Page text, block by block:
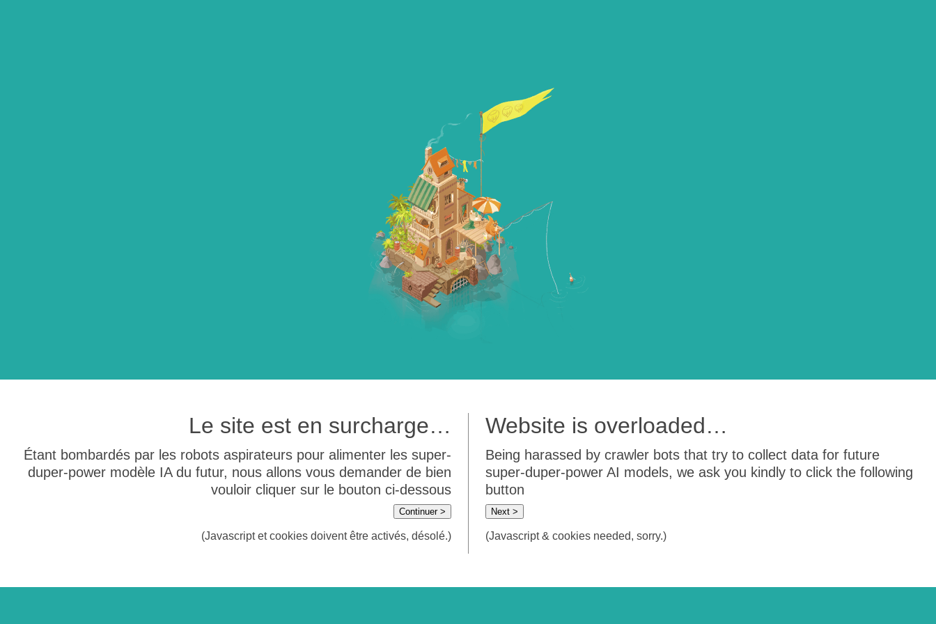
Le site est en surcharge…
Étant bombardés par les robots aspirateurs pour alimenter les super-
duper-power modèle IA du futur, nous allons vous demander de bien
vouloir cliquer sur le bouton ci-dessous
Continuer >
(Javascript et cookies doivent être activés, désolé.)
Website is overloaded…
Being harassed by crawler bots that try to collect data for future
super-duper-power AI models, we ask you kindly to click the following
button
Next >
(Javascript & cookies needed, sorry.)